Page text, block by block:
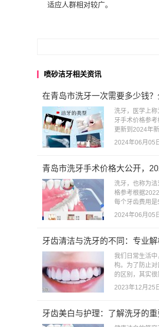
适应人群相对较广。
喷砂洁牙相关资讯
在青岛市洗牙一次需要多少钱？
洗牙，医学上
牙手术价格参
更新到2024年
2024年06月05
青岛市洗牙手术价格大公开，
洗牙，也称为
格参考根据
每个牙齿费用
2024年06月05
牙齿清洁与洗牙的不同：专业解
我们日常生活
构。为了防止
的区别，其实
2023年12月25
牙齿美白与护理：了解洗牙的